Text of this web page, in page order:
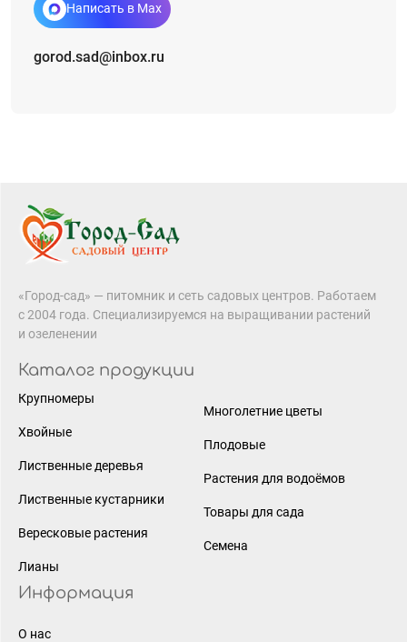
Написать в Max
gorod.sad@inbox.ru
«Город-сад» — питомник и сеть садовых центров. Работаем
с 2004 года. Специализируемся на выращивании растений
и озеленении
Каталог продукции
Крупномеры
Хвойные
Лиственные деревья
Лиственные кустарники
Вересковые растения
Лианы
Многолетние цветы
Плодовые
Растения для водоёмов
Товары для сада
Семена
Информация
О нас